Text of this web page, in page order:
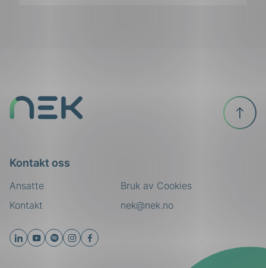
Kontakt oss
Ansatte
nek@nek.no
Kontakt
Bruk av Cookies
Til
toppen